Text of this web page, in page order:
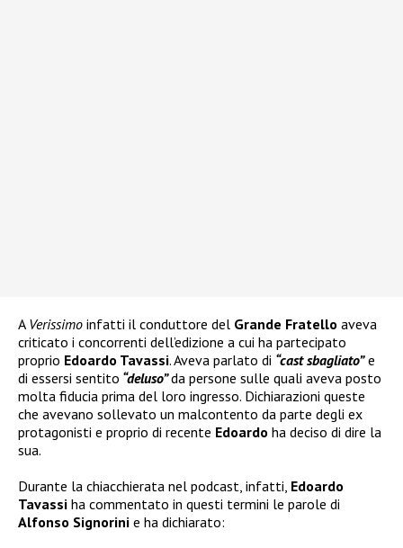
A Verissimo infatti il conduttore del Grande Fratello aveva
criticato i concorrenti dell’edizione a cui ha partecipato
proprio Edoardo Tavassi. Aveva parlato di “cast sbagliato”e
di essersi sentito “deluso”da persone sulle quali aveva posto
molta fiducia prima del loro ingresso. Dichiarazioni queste
che avevano sollevato un malcontento da parte degli ex
protagonisti e proprio di recente Edoardo ha deciso di dire la
sua.
Durante la chiacchierata nel podcast, infatti, Edoardo
Tavassi ha commentato in questi termini le parole di
Alfonso Signorini e ha dichiarato: